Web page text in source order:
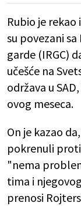
Rubio je rekao
su povezani
garde (IRGC)
učešće na
održava u
ovog meseca.
On je kazao
pokrenuli
"nema
tima i
prenosi